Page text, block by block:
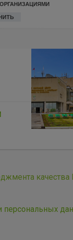
качества
персональных